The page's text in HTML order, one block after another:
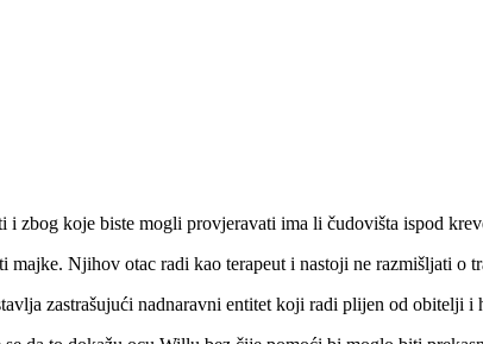
zbog koje biste mogli provjeravati ima li čudovišta ispod
Njihov otac radi kao terapeut i nastoji ne razmišljati o
zastrašujući nadnaravni entitet koji radi plijen od obitelji i